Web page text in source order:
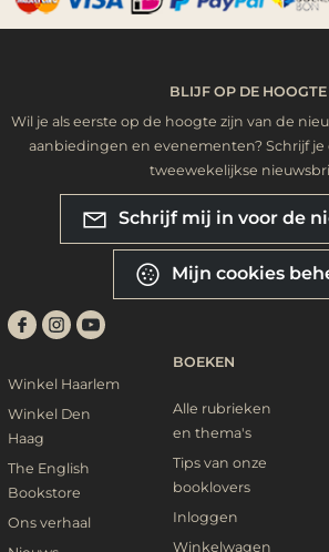
BLIJF OP DE HOOGTE
Wil je als eerste op de hoogte zijn van de
aanbiedingen en evenementen? Schrijf je
tweewekelijkse
Schrijf mij in voor de
Mijn cookies
Winkel Haarlem
Winkel Den
Haag
The English
Bookstore
Ons verhaal
BOEKEN
Alle rubrieken
en thema's
Tips van onze
booklovers
Inloggen
Winkelwagen